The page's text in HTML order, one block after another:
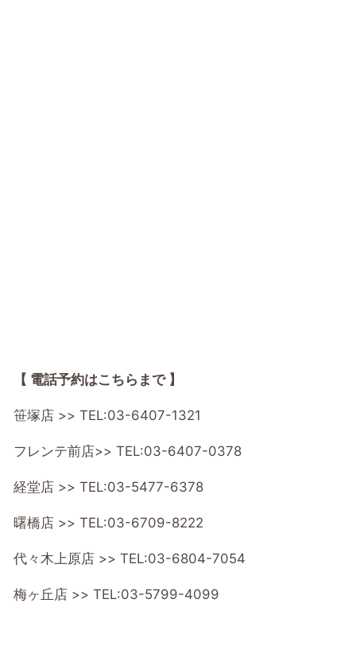
【 電話予約はこちらまで 】
笹塚店 >> TEL:03-6407-1321
フレンテ前店>> TEL:03-6407-0378
経堂店 >> TEL:03-5477-6378
曙橋店 >> TEL:03-6709-8222
代々木上原店 >> TEL:03-6804-7054
梅ヶ丘店 >> TEL:03-5799-4099